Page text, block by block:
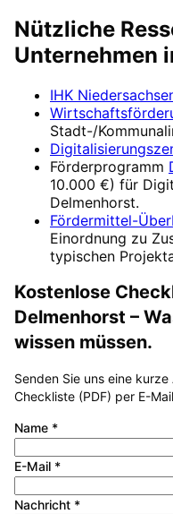
Nützliche
Unternehmen
IHK
Stadt-/
Förderprogramm
10.000 €) für
Delmenhorst.
Fördermittel-
Einordnung zu
typischen
Kostenlose
Delmenhorst –
wissen müssen.
Senden Sie uns eine
Checkliste (PDF) per E-
Name *
E-Mail *
Nachricht *